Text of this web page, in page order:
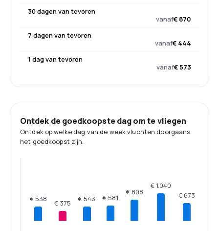
30 dagen van tevoren
vanaf€ 870
7 dagen van tevoren
vanaf€ 444
1 dag van tevoren
vanaf€ 573
Ontdek de goedkoopste dag om te vliegen
Ontdek op welke dag van de week vluchten doorgaans
het goedkoopst zijn.
€ 538 € 375
€ 543 € 581
€ 808
€ 1.040
€ 673